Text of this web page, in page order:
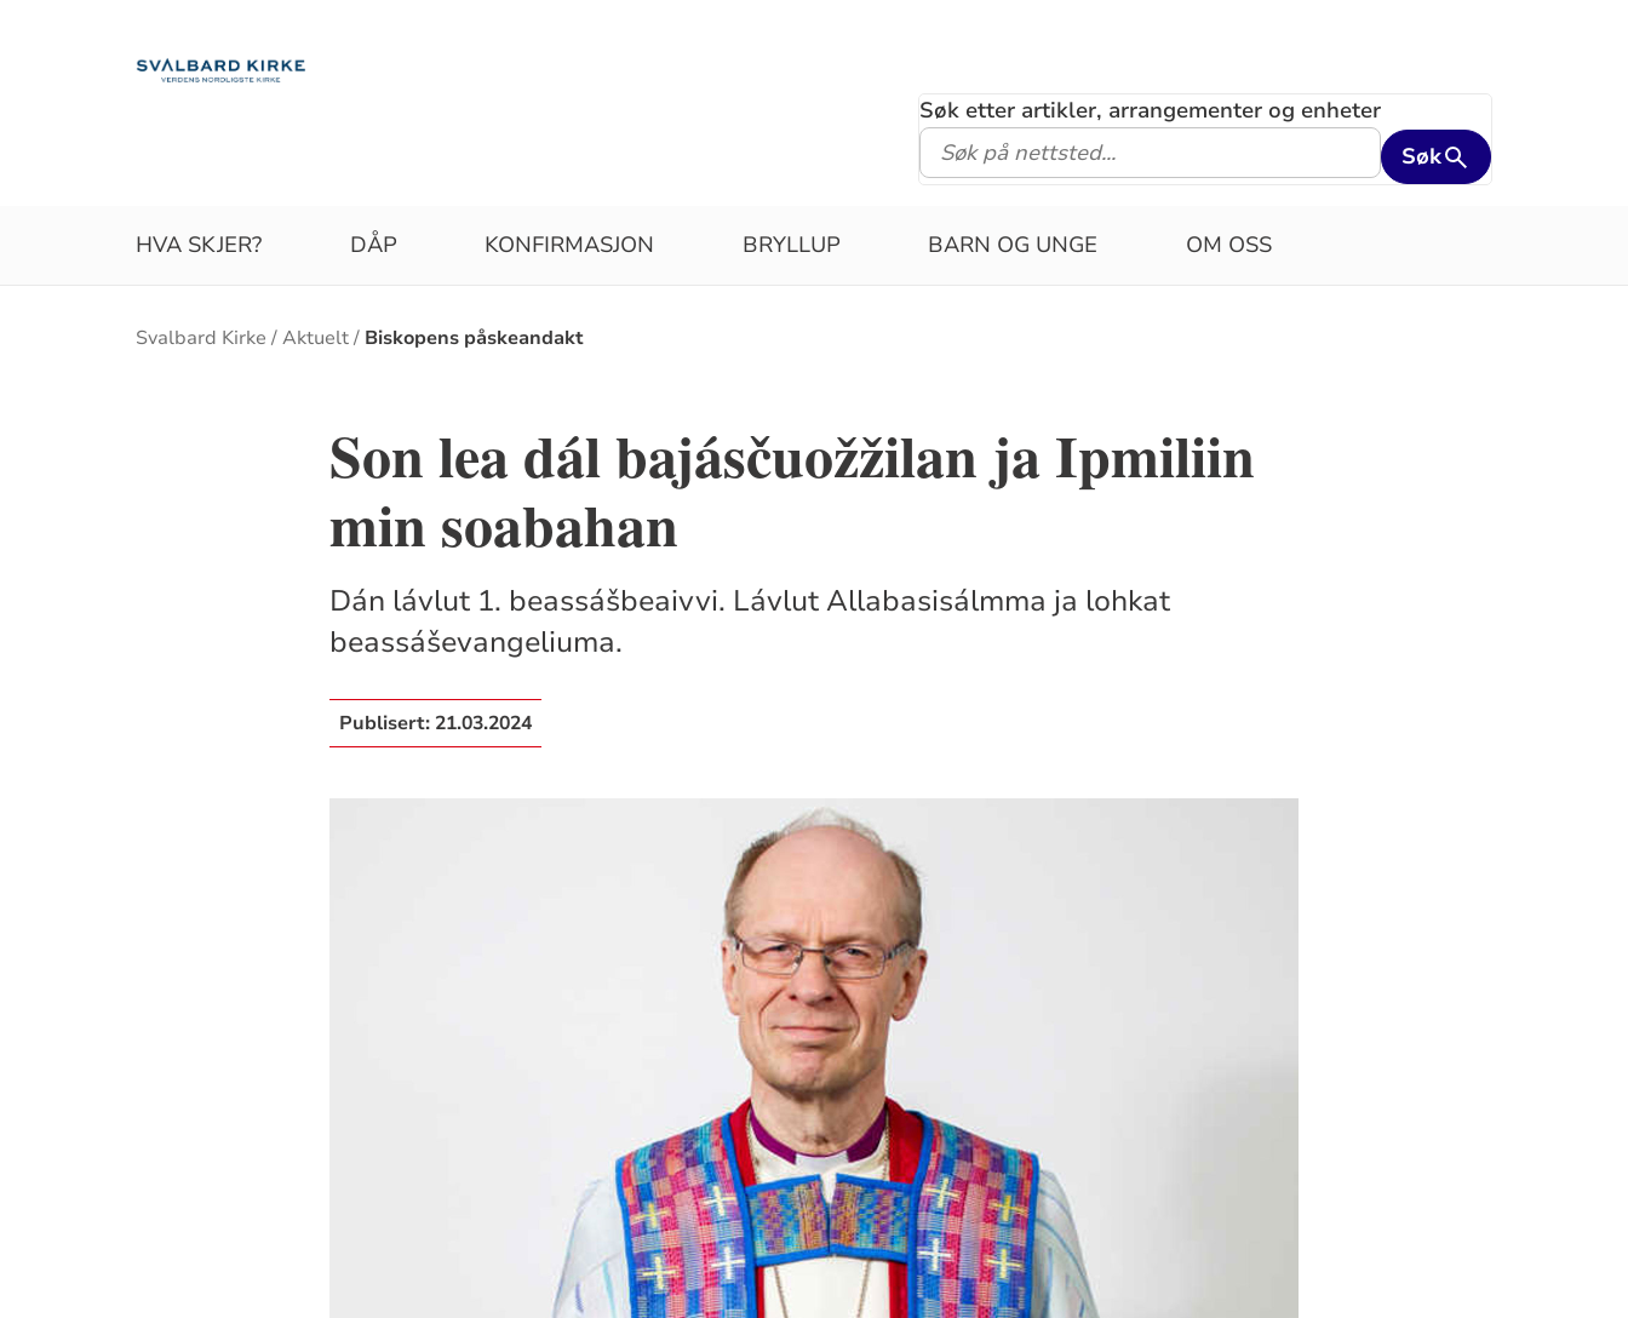
Søk etter artikler, arrangementer og enheter
Søk
HVA SKJER? DÅP KONFIRMASJON BRYLLUP BARN OG UNGE OM OSS
Brødsmulesti
Svalbard Kirke Aktuelt Biskopens påskeandakt
Son lea dál bajásčuožžilan ja Ipmiliin
min soabahan
Dán lávlut 1. beassášbeaivvi. Lávlut Allabasisálmma ja lohkat
beassáševangeliuma.
Publisert: 21.03.2024